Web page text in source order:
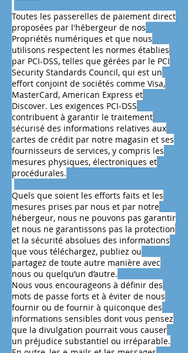
Toutes les passerelles de paiement direct
proposées par l'hébergeur de nos
Propriétés numériques et que nous
utilisons respectent les normes établies
par PCI-DSS, telles que gérées par le PCI
Security Standards Council, qui est un
effort conjoint de sociétés comme Visa,
MasterCard, American Express et
Discover. Les exigences PCI-DSS
contribuent à garantir le traitement
sécurisé des informations relatives aux
cartes de crédit par notre magasin et ses
fournisseurs de services, y compris les
mesures physiques, électroniques et
procédurales.
Quels que soient les efforts faits et les
mesures prises par nous et par notre
hébergeur, nous ne pouvons pas garantir
et nous ne garantissons pas la protection
et la sécurité absolues des informations
que vous téléchargez, publiez ou
partagez de toute autre manière avec
nous ou quelqu’un d’autre.
Nous vous encourageons à définir des
mots de passe forts et à éviter de nous
fournir ou de fournir à quiconque des
informations sensibles dont vous pensez
que la divulgation pourrait vous causer
un préjudice substantiel ou irréparable.